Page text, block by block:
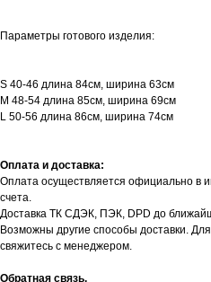
Параметры готового изделия:
S 40-46 длина 84см, ширина 63см
M 48-54 длина 85см, ширина 69см
L 50-56 длина 86см, ширина 74см
Оплата и доставка:
Оплата осуществляется официально в
счета.
Доставка ТК СДЭК, ПЭК, DPD до
Возможны другие способы доставки.
свяжитесь с менеджером.
Обратная связь.